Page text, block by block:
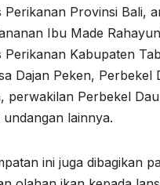
Perikanan Provinsi Bali,
Ibu Made
Perikanan Kabupaten
Dajan Peken, Perbekel
perwakilan Perbekel
lainnya.
ini juga dibagikan